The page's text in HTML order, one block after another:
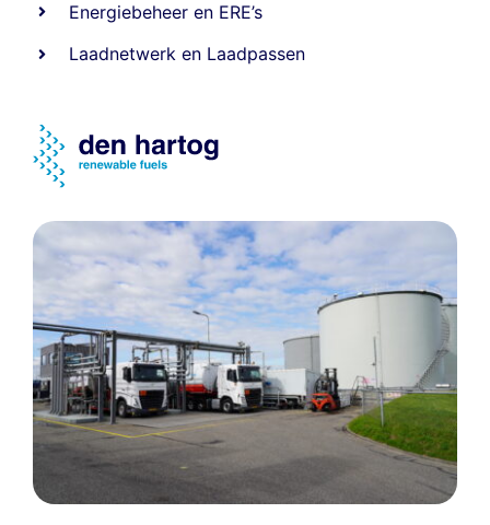
Energiebeheer en ERE’s
Laadnetwerk en Laadpassen